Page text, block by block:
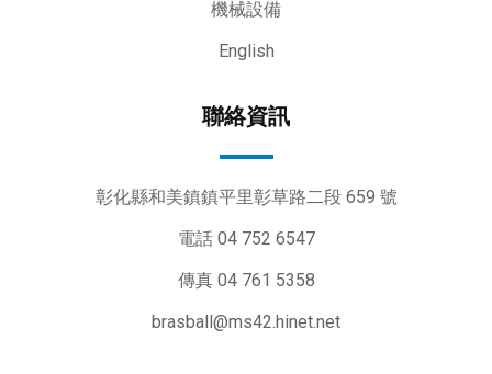
機械設備
English
聯絡資訊
彰化縣和美鎮鎮平里彰草路二段 659 號
電話 04 752 6547
傳真 04 761 5358
brasball@ms42.hinet.net